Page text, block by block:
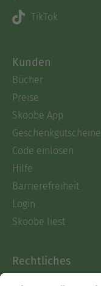
TikTok
Kunden
Bücher
Preise
Skoobe App
Geschenkgutscheine
Code einlösen
Hilfe
Barrierefreiheit
Login
Skoobe liest
Rechtliches